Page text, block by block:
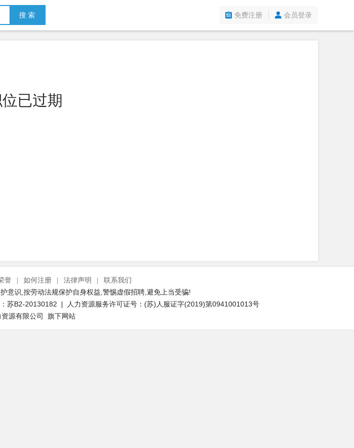
搜 索 免费注册 会员登录
已过期
誉 | 如何注册 | 法律声明 |
联系我们
意识,按劳动法规保护自身权益,警惕虚假招聘,避免上当受骗!
苏B2-20130182 | 人力资源服务许可证号：(苏)人服证字(2019)第0941001013号
资源有限公司 旗下网站